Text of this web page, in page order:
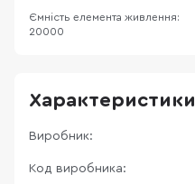
Ємність елемента живлення:
20000
Характеристики
Виробник:
Код виробника: